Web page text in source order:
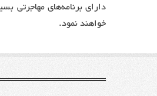
دارای برنامه‌های مهاجرتی
خواهند نمود.